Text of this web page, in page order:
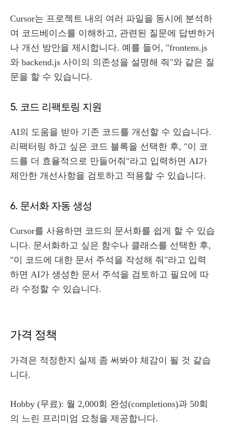
Cursor는 프로젝트 내의 여러 파일을 동시에 분석하
여 코드베이스를 이해하고, 관련된 질문에 답변하거
나 개선 방안을 제시합니다. 예를 들어, "frontens.js
와 backend.js 사이의 의존성을 설명해 줘"와 같은 질
문을 할 수 있습니다.
5. 코드 리팩토링 지원
AI의 도움을 받아 기존 코드를 개선할 수 있습니다.
리팩터링 하고 싶은 코드 블록을 선택한 후, "이 코
드를 더 효율적으로 만들어줘"라고 입력하면 AI가
제안한 개선사항을 검토하고 적용할 수 있습니다.
6. 문서화 자동 생성
Cursor를 사용하면 코드의 문서화를 쉽게 할 수 있습
니다. 문서화하고 싶은 함수나 클래스를 선택한 후,
"이 코드에 대한 문서 주석을 작성해 줘"라고 입력
하면 AI가 생성한 문서 주석을 검토하고 필요에 따
라 수정할 수 있습니다.
가격 정책
가격은 적정한지 실제 좀 써봐야 체감이 될 것 같습
니다.
Hobby (무료): 월 2,000회 완성(completions)과 50회
의 느린 프리미엄 요청을 제공합니다.